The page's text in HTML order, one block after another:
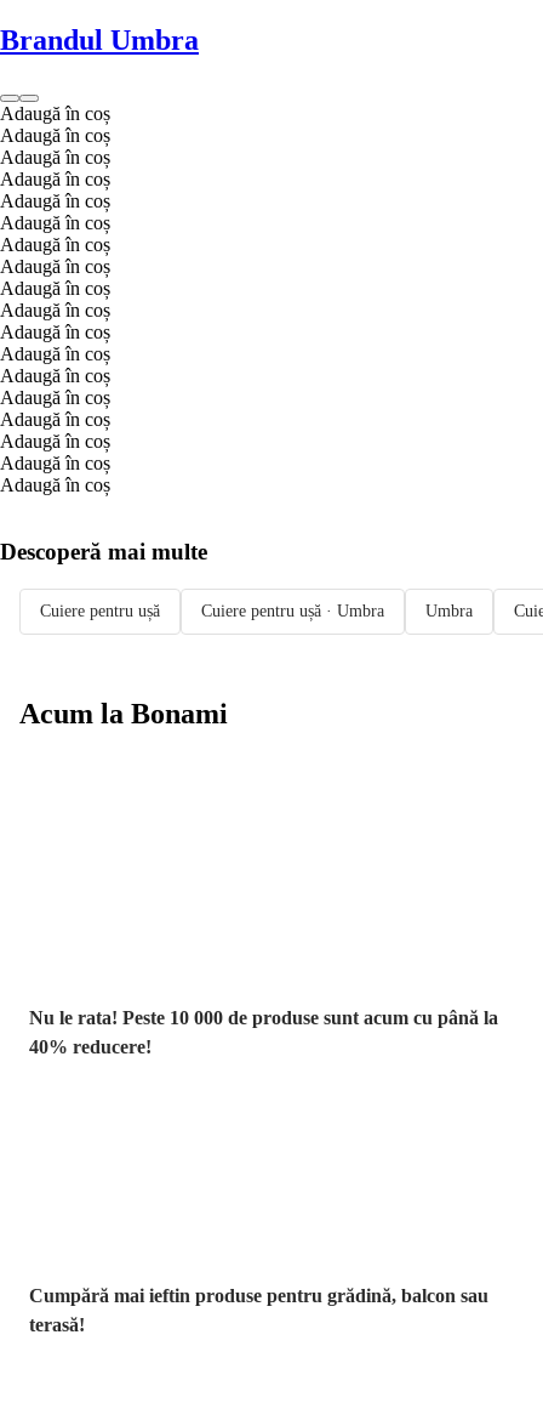
Brandul Umbra
Adaugă în coș
Adaugă în coș
Adaugă în coș
Adaugă în coș
Adaugă în coș
Adaugă în coș
Adaugă în coș
Adaugă în coș
Adaugă în coș
Adaugă în coș
Adaugă în coș
Adaugă în coș
Adaugă în coș
Adaugă în coș
Adaugă în coș
Adaugă în coș
Adaugă în coș
Adaugă în coș
Descoperă mai multe
Cuiere pentru ușă Cuiere pentru ușă · Umbra Umbra
Acum la Bonami
Nu le rata! Peste 10 000 de produse sunt acum cu până la
40% reducere!
Cumpără mai ieftin produse pentru grădină, balcon sau
terasă!